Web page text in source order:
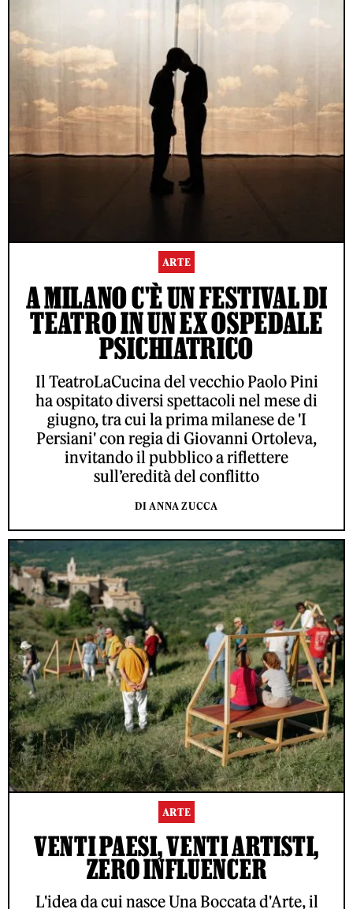
ARTE
A MILANO C'È UN FESTIVAL DI
TEATRO IN UN EX OSPEDALE
PSICHIATRICO
Il TeatroLaCucina del vecchio Paolo Pini
ha ospitato diversi spettacoli nel mese di
giugno, tra cui la prima milanese de 'I
Persiani' con regia di Giovanni Ortoleva,
invitando il pubblico a riflettere
sull’eredità del conflitto
DI ANNA ZUCCA
ARTE
VENTI PAESI, VENTI ARTISTI,
ZERO INFLUENCER
L'idea da cui nasce Una Boccata d'Arte, il